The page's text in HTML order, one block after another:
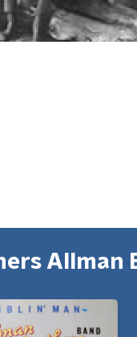
Allman